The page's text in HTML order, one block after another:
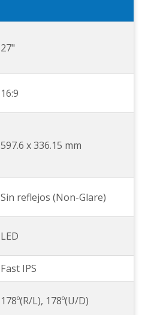
27"
16:9
597.6 x 336.15 mm
Sin reflejos (Non-Glare)
LED
Fast IPS
178º(R/L), 178º(U/D)